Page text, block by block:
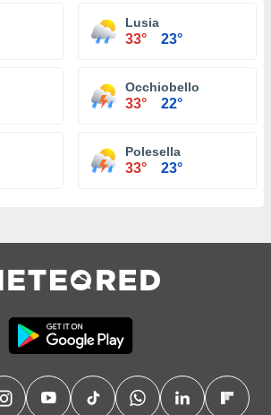
Lusia
33° 23°
Occhiobello
33° 22°
Polesella
33° 23°